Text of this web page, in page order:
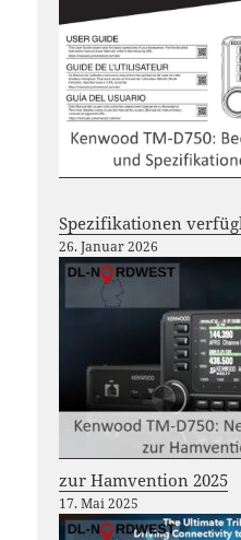
Spezifikationen
26. Januar 2026
zur Hamvention 2025
17. Mai 2025